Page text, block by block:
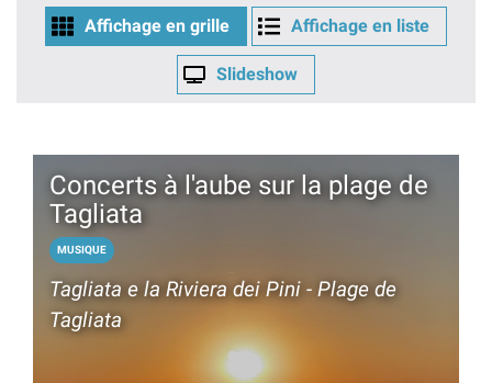
Affichage en grille Affichage en liste
Slideshow
Concerts à l'aube sur la plage de
Tagliata
MUSIQUE
Tagliata e la Riviera dei Pini - Plage de
Tagliata